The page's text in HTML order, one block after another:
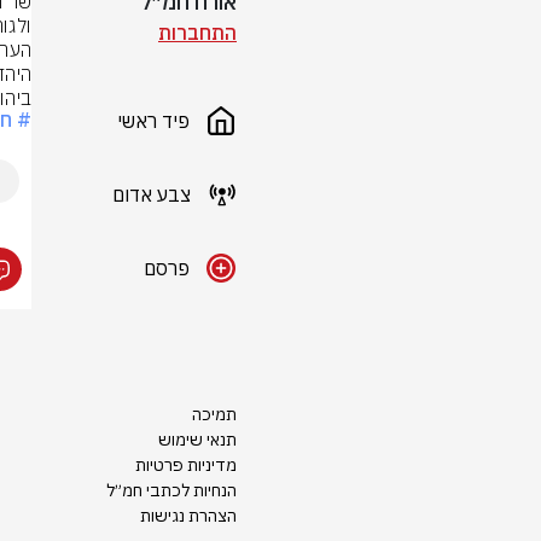
התחברות
פיד ראשי
צבע אדום
פרסם
תמיכה
תנאי שימוש
מדיניות פרטיות
הנחיות לכתבי חמ״ל
הצהרת נגישות
#